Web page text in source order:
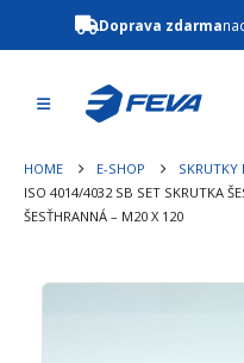
Doprava zdarma
HOME E-SHOP
SKRUTKY
ISO 4014/4032 SB SET SKRUTKA
ŠESŤHRANNÁ – M20 X 120